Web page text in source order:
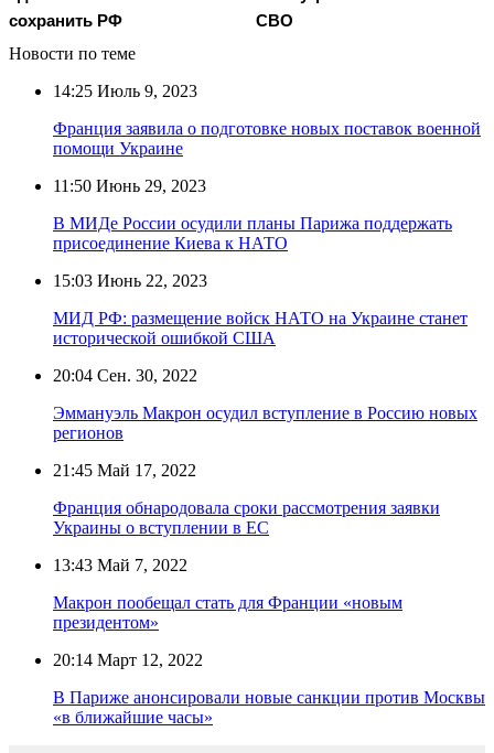
сохранить РФ
СВО
Новости по теме
14:25 Июль 9, 2023
Франция заявила о подготовке новых поставок военной
помощи Украине
11:50 Июнь 29, 2023
В МИДе России осудили планы Парижа поддержать
присоединение Киева к НАТО
15:03 Июнь 22, 2023
МИД РФ: размещение войск НАТО на Украине станет
исторической ошибкой США
20:04 Сен. 30, 2022
Эммануэль Макрон осудил вступление в Россию новых
регионов
21:45 Май 17, 2022
Франция обнародовала сроки рассмотрения заявки
Украины о вступлении в ЕС
13:43 Май 7, 2022
Макрон пообещал стать для Франции «новым
президентом»
20:14 Март 12, 2022
В Париже анонсировали новые санкции против Москвы
«в ближайшие часы»